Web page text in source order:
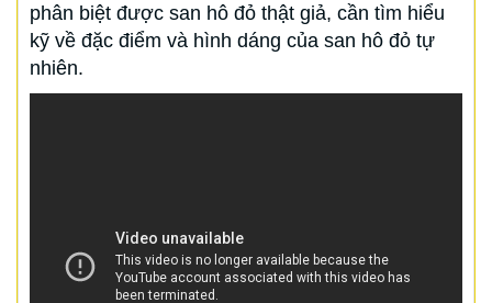
phân biệt được san hô đỏ thật giả, cần tìm hiểu
kỹ về đặc điểm và hình dáng của san hô đỏ tự
nhiên.